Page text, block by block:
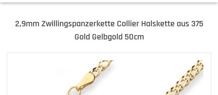
2,9mm Zwillingspanzerkette Collier Halskette aus 375
Gold Gelbgold 50cm